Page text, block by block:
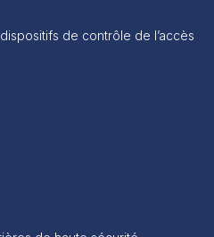
de contrôle de l’accès